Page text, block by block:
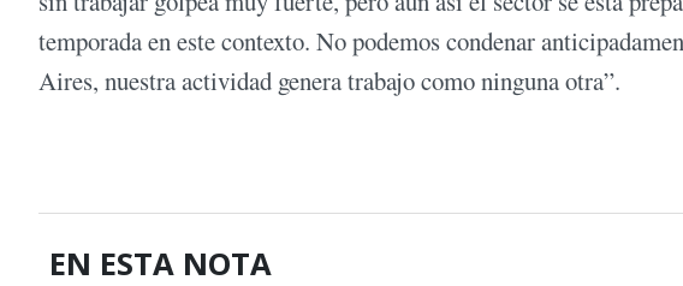
temporada en este contexto. No podemos condenar
Aires, nuestra actividad genera trabajo como ninguna otra”.
EN ESTA NOTA